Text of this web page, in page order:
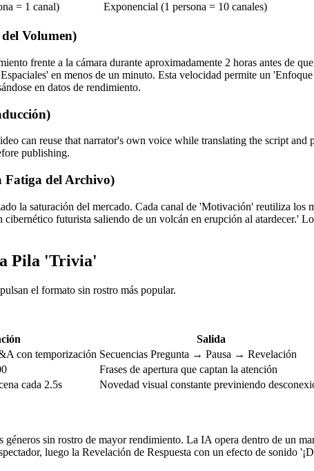
= 1 canal) Exponencial (1 persona = 10 canales)
Volumen)
frente a la cámara durante aproximadamente 2 horas antes de
en menos de un minuto. Esta velocidad permite un
en datos de rendimiento.
can reuse that narrator's own voice while translating the script
publishing.
Fatiga del Archivo)
la saturación del mercado. Cada canal de 'Motivación' reutiliza
futurista saliendo de un volcán en erupción al atardecer.'
Pila 'Trivia'
el formato sin rostro más popular.
Salida
con temporización Secuencias Pregunta → Pausa → Revelación
Frases de apertura que captan la atención
cada 2.5s Novedad visual constante previniendo
sin rostro de mayor rendimiento. La IA opera dentro de un
luego la Revelación de Respuesta con un efecto de sonido